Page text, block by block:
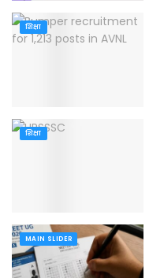
शिक्षा
शिक्षा
MAIN SLIDER